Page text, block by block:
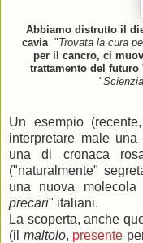
Abbiamo distrutto il
cavia "Trovata la cura
per il cancro, ci
trattamento del futuro
"
Un esempio
interpretare male
una di cronaca
("naturalmente"
una nuova
precari" italiani.
La scoperta, anche
(il maltolo, presente